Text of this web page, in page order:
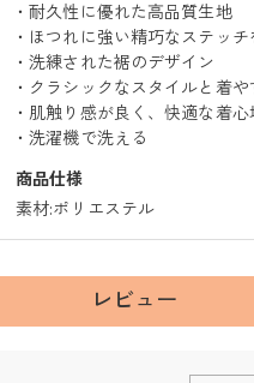
・耐久性に優れた高品質生地
・ほつれに強い精巧なステッ
・洗練された裾のデザイン
・クラシックなスタイルと着や
・肌触り感が良く、快適な着心
・洗濯機で洗える
商品仕様
素材:ポリエステル
レビュー